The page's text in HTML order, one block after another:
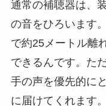
通常の補聴器は、
の音をひろいます
で約25メートル離
できるんです。た
手の声を優先的に
に届けてくれます。